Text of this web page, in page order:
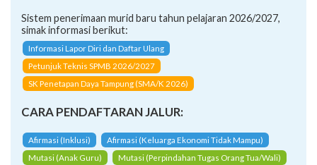
Sistem penerimaan murid baru tahun pelajaran 2026/2027,
simak informasi berikut:
Informasi Lapor Diri dan Daftar Ulang
Petunjuk Teknis SPMB 2026/2027
SK Penetapan Daya Tampung (SMA/K 2026)
CARA PENDAFTARAN JALUR:
Afirmasi (Inklusi)
Afirmasi (Keluarga Ekonomi Tidak Mampu)
Mutasi (Anak Guru)
Mutasi (Perpindahan Tugas Orang Tua/Wali)